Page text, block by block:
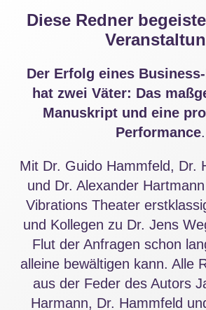
Diese Redner
Der Erfolg eines
hat zwei Väter: Das
Manuskript und eine
Performance.
Mit Dr. Guido Hammfeld, Dr.
und Dr. Alexander
Vibrations Theater
und Kollegen zu Dr. Jens
Flut der Anfragen schon
alleine bewältigen kann. Alle
aus der Feder des Autors
Harmann, Dr. Hammfeld